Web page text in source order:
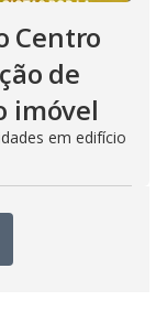
Centro
de
imóvel
em edifício